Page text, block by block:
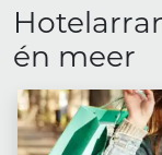
én meer